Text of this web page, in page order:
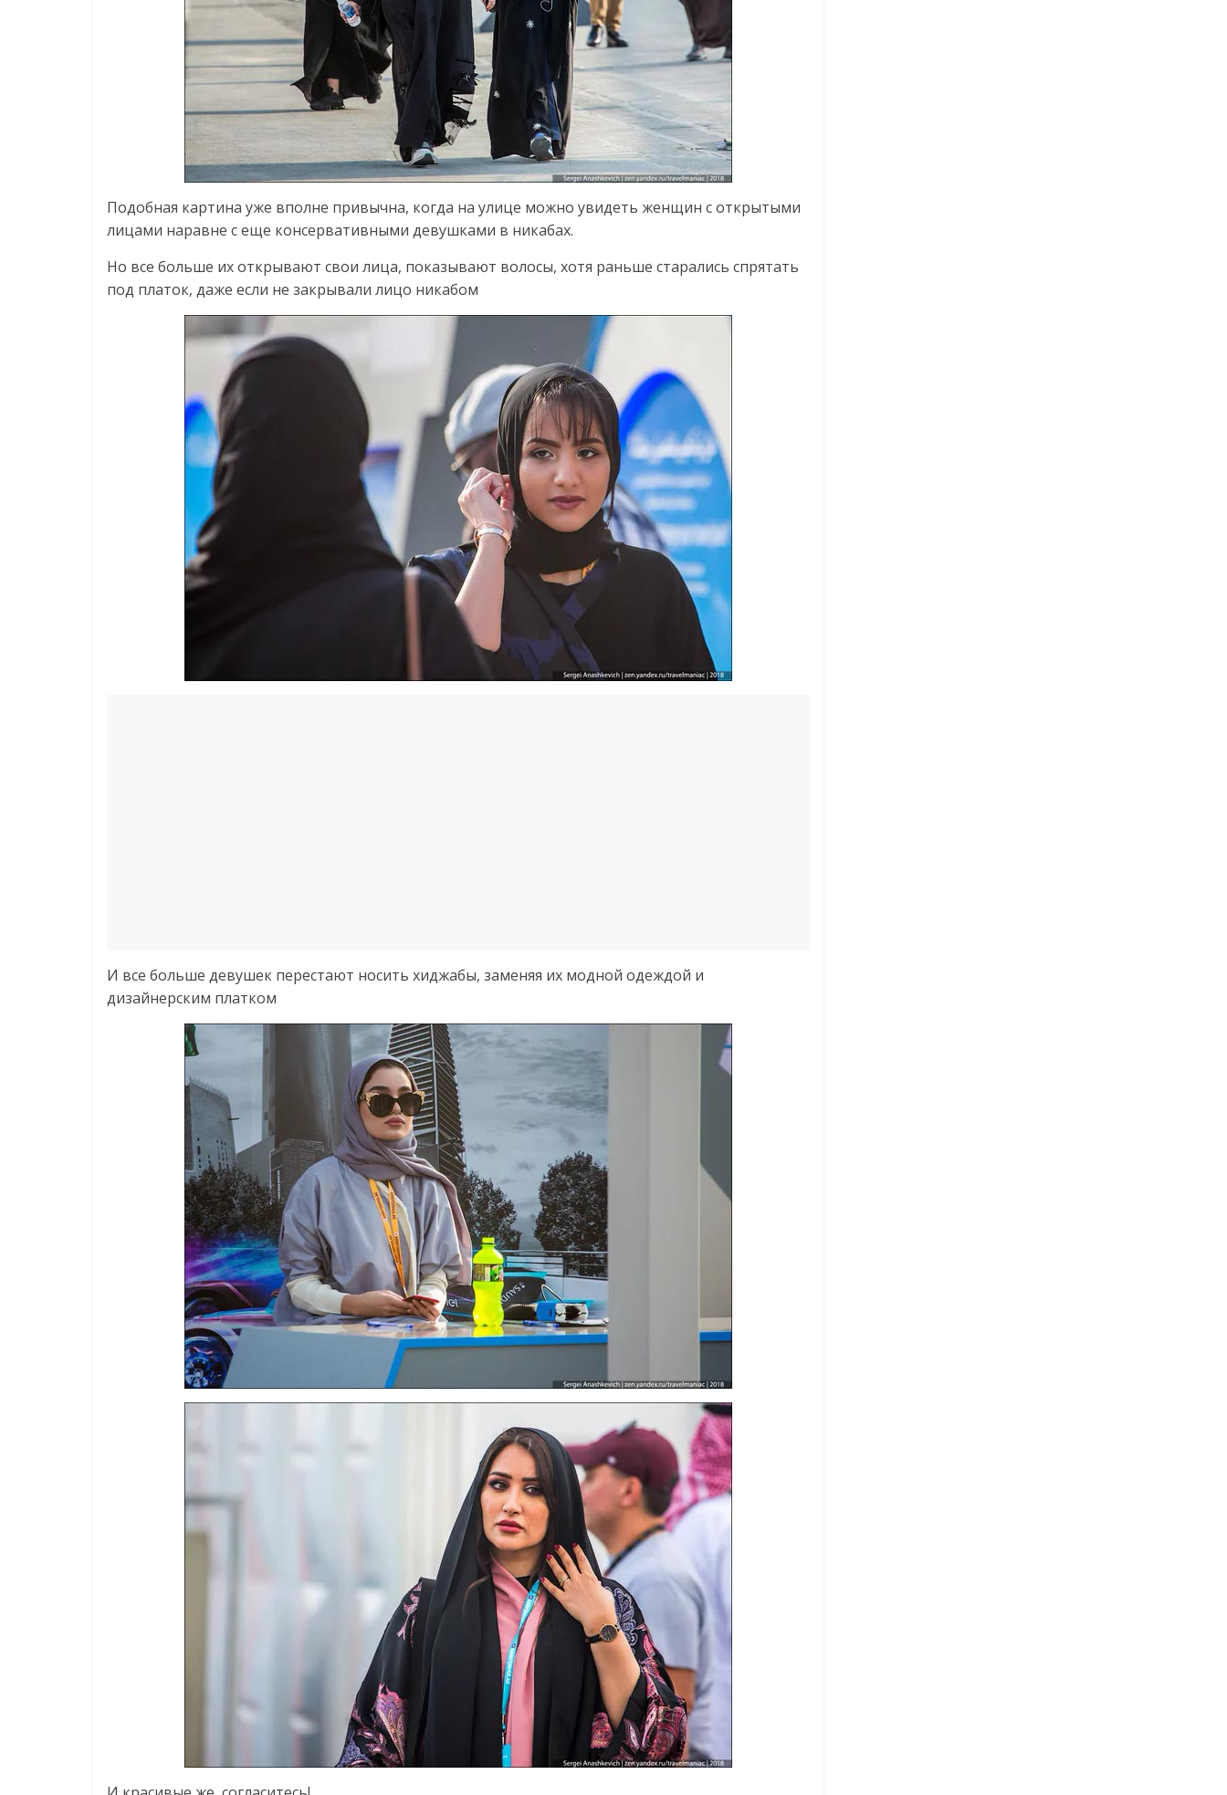
Подобная картина уже вполне привычна, когда на улице можно увидеть женщин с открытыми
лицами наравне с еще консервативными девушками в никабах.
Но все больше их открывают свои лица, показывают волосы, хотя раньше старались спрятать
под платок, даже если не закрывали лицо никабом
И все больше девушек перестают носить хиджабы, заменяя их модной одеждой и
дизайнерским платком